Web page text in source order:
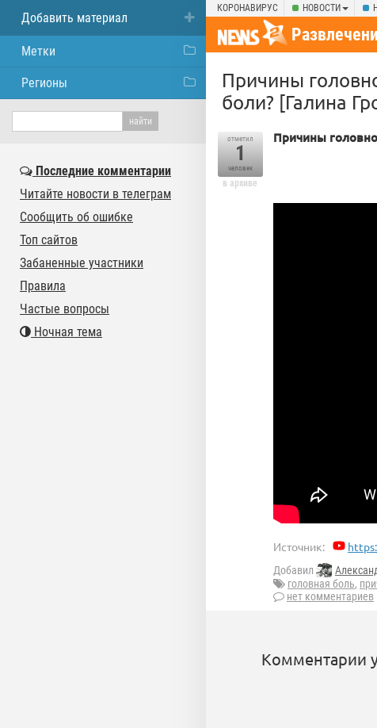
КОРОНАВИРУС НОВОСТИ
Причины
боли? [Галина
отметил
1
человек
в архиве
Причины
Источник:
Добавил
головная боль,
нет комментариев
Комментарии
Добавить материал
Метки
Регионы
Последние комментарии
Читайте новости в телеграм
Сообщить об ошибке
Топ сайтов
Забаненные участники
Правила
Частые вопросы
Ночная тема